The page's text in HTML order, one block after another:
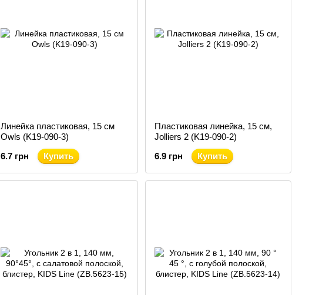
Линейка пластиковая, 15 см
Owls (K19-090-3)
6.7 грн
Купить
Пластиковая линейка, 15 см,
Jolliers 2 (K19-090-2)
6.9 грн
Купить